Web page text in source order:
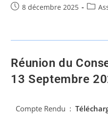
8 décembre 2025
Réunion du
13 Septembre
Compte Rendu :